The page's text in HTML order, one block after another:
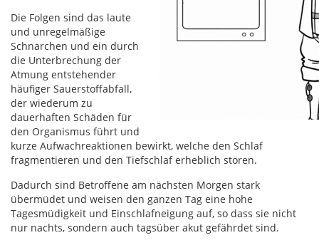
Die Folgen sind das laute
und unregelmäßige
Schnarchen und ein durch
die Unterbrechung der
Atmung entstehender
häufiger Sauerstoffabfall,
der wiederum zu
dauerhaften Schäden für
den Organismus führt und
kurze Aufwachreaktionen bewirkt, welche den Schlaf
fragmentieren und den Tiefschlaf erheblich stören.
Dadurch sind Betroffene am nächsten Morgen stark
übermüdet und weisen den ganzen Tag eine hohe
Tagesmüdigkeit und Einschlafneigung auf, so dass sie nicht
nur nachts, sondern auch tagsüber akut gefährdet sind.